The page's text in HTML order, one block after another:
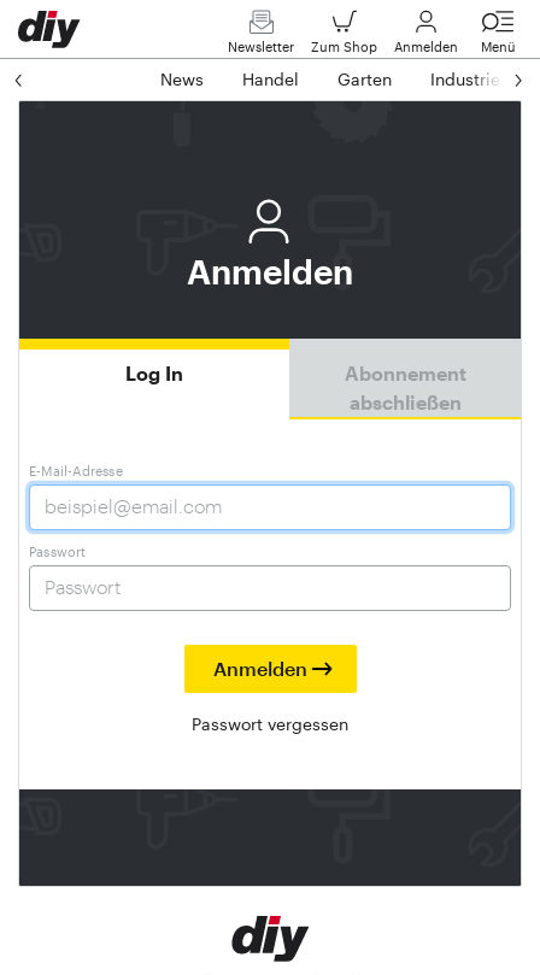
Newsletter Zum Shop Anmelden Menü
News Handel Garten Industrie
Anmelden
Log In
Abonnement
abschließen
E-Mail-Adresse
Passwort
Passwort vergessen